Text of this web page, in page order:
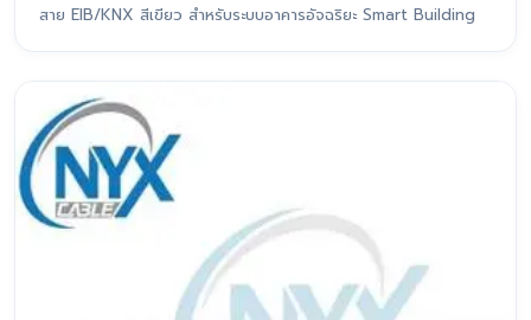
สาย EIB/KNX สีเขียว สำหรับระบบอาคารอัจฉริยะ Smart Building